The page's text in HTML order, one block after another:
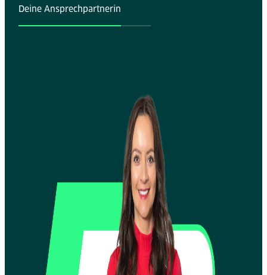
Deine Ansprechpartnerin